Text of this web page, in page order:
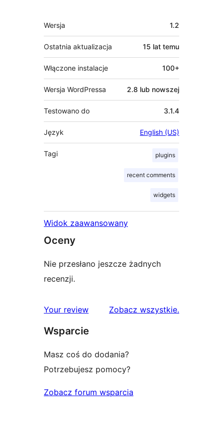
Meta
Wersja 1.2
Ostatnia aktualizacja 15 lat temu
Włączone instalacje 100+
Wersja WordPressa 2.8 lub nowszej
Testowano do 3.1.4
Język English (US)
Tagi plugins
recent comments
widgets
Widok zaawansowany
Oceny
Nie przesłano jeszcze żadnych
recenzji.
Your review Zobacz wszystkierecenzje
.
Wsparcie
Masz coś do dodania?
Potrzebujesz pomocy?
Zobacz forum wsparcia